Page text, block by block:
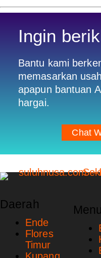
Ingin
Bantu kami
memasarkan
apapun bantuan
hargai.
Chat
Daerah
Ende
Flores
Timur
Menu